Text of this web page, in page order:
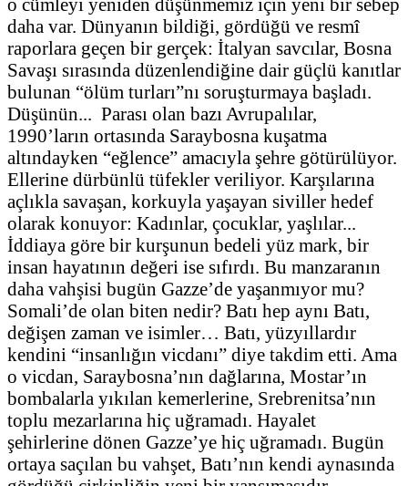
o cümleyi yeniden düşünmemiz için yeni bir sebep
daha var. Dünyanın bildiği, gördüğü ve resmî
raporlara geçen bir gerçek: İtalyan savcılar, Bosna
Savaşı sırasında düzenlendiğine dair güçlü kanıtlar
bulunan “ölüm turları”nı soruşturmaya başladı.
Düşünün... Parası olan bazı Avrupalılar,
1990’ların ortasında Saraybosna kuşatma
altındayken “eğlence” amacıyla şehre götürülüyor.
Ellerine dürbünlü tüfekler veriliyor. Karşılarına
açlıkla savaşan, korkuyla yaşayan siviller hedef
olarak konuyor: Kadınlar, çocuklar, yaşlılar...
İddiaya göre bir kurşunun bedeli yüz mark, bir
insan hayatının değeri ise sıfırdı. Bu manzaranın
daha vahşisi bugün Gazze’de yaşanmıyor mu?
Somali’de olan biten nedir? Batı hep aynı Batı,
değişen zaman ve isimler… Batı, yüzyıllardır
kendini “insanlığın vicdanı” diye takdim etti. Ama
o vicdan, Saraybosna’nın dağlarına, Mostar’ın
bombalarla yıkılan kemerlerine, Srebrenitsa’nın
toplu mezarlarına hiç uğramadı. Hayalet
şehirlerine dönen Gazze’ye hiç uğramadı. Bugün
ortaya saçılan bu vahşet, Batı’nın kendi aynasında